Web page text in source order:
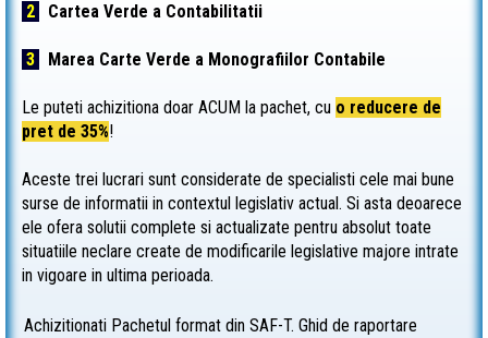
2 Cartea Verde a Contabilitatii
3 Marea Carte Verde a Monografiilor Contabile
Le puteti achizitiona doar ACUM la pachet, cu o reducere de
pret de 35%!
Aceste trei lucrari sunt considerate de specialisti cele mai bune
surse de informatii in contextul legislativ actual. Si asta deoarece
ele ofera solutii complete si actualizate pentru absolut toate
situatiile neclare create de modificarile legislative majore intrate
in vigoare in ultima perioada.
Achizitionati Pachetul format din SAF-T. Ghid de raportare